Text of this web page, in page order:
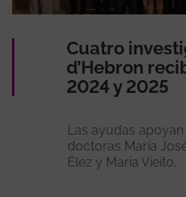
Cuatro
d’Hebron
2024 y 2025
Las ayudas
doctoras María
Élez y Maria Vieito.